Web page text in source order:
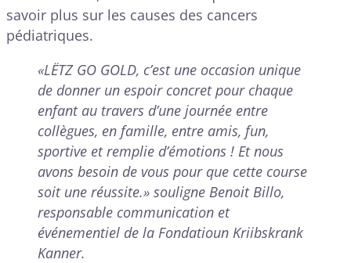
savoir plus sur les causes des cancers
pédiatriques.
«LËTZ GO GOLD, c’est une occasion unique
de donner un espoir concret pour chaque
enfant au travers d’une journée entre
collègues, en famille, entre amis, fun,
sportive et remplie d’émotions ! Et nous
avons besoin de vous pour que cette course
soit une réussite.» souligne Benoit Billo,
responsable communication et
événementiel de la Fondatioun Kriibskrank
Kanner.